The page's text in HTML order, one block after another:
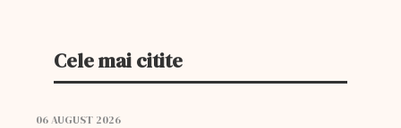
Cele mai citite
06 AUGUST 2026